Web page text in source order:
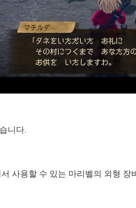
니다.
사용할 수 있는 마리벨의 외형 장